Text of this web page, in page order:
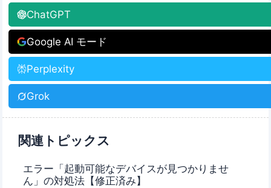
ChatGPT
Google AI モード
Perplexity
Grok
関連トピックス
エラー「起動可能なデバイスが見つかりませ
ん」の対処法【修正済み】